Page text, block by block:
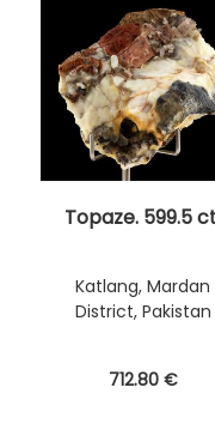
Topaze. 599.5
Katlang, Mardan
District, Pakistan
712.80 €